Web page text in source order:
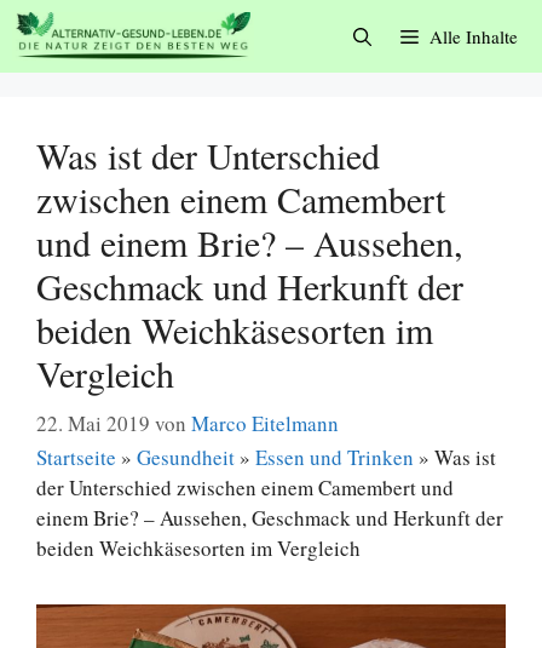
Zum
Inhalt
springen
Alle Inhalte
Was ist der Unterschied
zwischen einem Camembert
und einem Brie? – Aussehen,
Geschmack und Herkunft der
beiden Weichkäsesorten im
Vergleich
22. Mai 2019 von Marco Eitelmann
Startseite » Gesundheit » Essen und Trinken » Was ist
der Unterschied zwischen einem Camembert und
einem Brie? – Aussehen, Geschmack und Herkunft der
beiden Weichkäsesorten im Vergleich